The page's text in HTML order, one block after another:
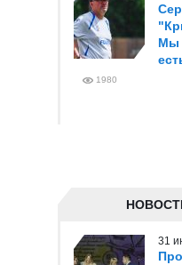
Мы
1980
31